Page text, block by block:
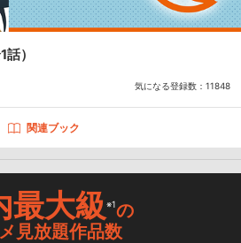
話）
気になる登録数： 11848
関連ブック
最大級※1の
見放題作品数